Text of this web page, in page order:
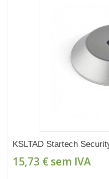
KSLTAD Startech
15,73 € sem IVA